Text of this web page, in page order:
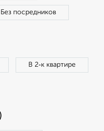
Без посредников
В 2‑к квартире